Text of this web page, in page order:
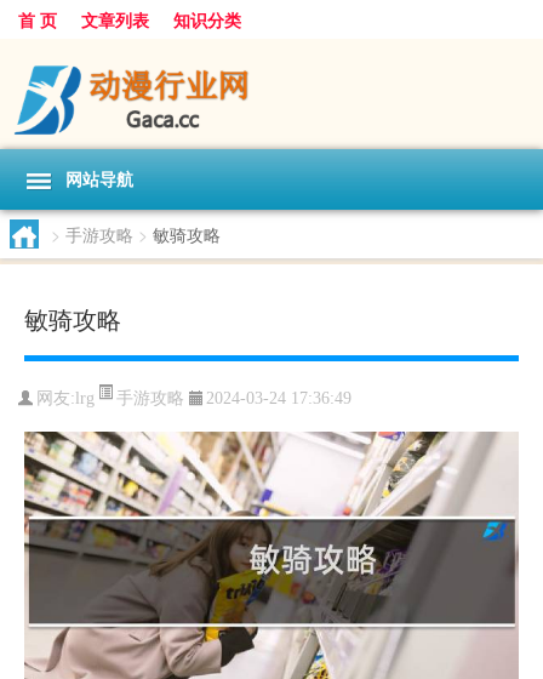
首 页 文章列表 知识分类
网站导航
> 手游攻略 > 敏骑攻略
敏骑攻略
网友: lrg 手游攻略 2024-03-24 17:36:49